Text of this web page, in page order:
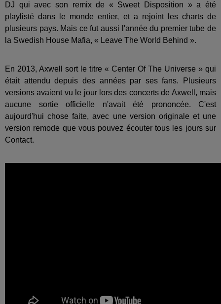
DJ qui avec son remix de « Sweet Disposition » a été
playlisté dans le monde entier, et a rejoint les charts de
plusieurs pays. Mais ce fut aussi l'année du premier tube de
la Swedish House Mafia, « Leave The World Behind ».
En 2013, Axwell sort le titre « Center Of The Universe » qui
était attendu depuis des années par ses fans. Plusieurs
versions avaient vu le jour lors des concerts de Axwell, mais
aucune sortie officielle n'avait été prononcée. C'est
aujourd'hui chose faite, avec une version originale et une
version remode que vous pouvez écouter tous les jours sur
Contact.